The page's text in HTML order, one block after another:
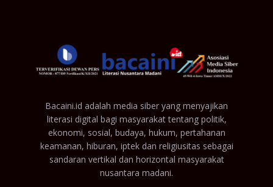
Bacaini.id adalah media siber yang menyajikan
literasi digital bagi masyarakat tentang politik,
ekonomi, sosial, budaya, hukum, pertahanan
keamanan, hiburan, iptek dan religiusitas sebagai
sandaran vertikal dan horizontal masyarakat
nusantara madani.